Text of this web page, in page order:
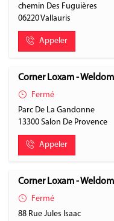
chemin Des Fuguières
06220Vallauris
Appeler
Corner Loxam -
Fermé
Parc De La Gandonne
13300 Salon De Provence
Appeler
Corner Loxam -
Fermé
88 Rue Jules Isaac